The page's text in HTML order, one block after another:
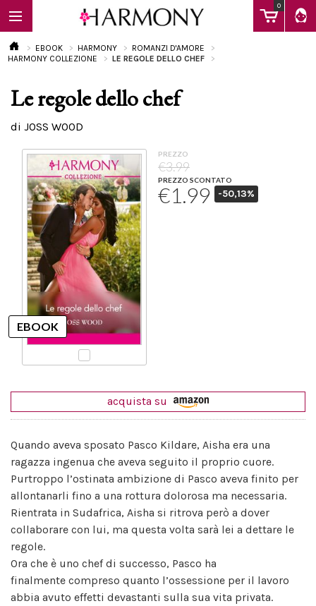
0
EBOOK
Calendario
EBOOK HARMONY
ROMANZI D'AMORE
HARMONY COLLEZIONE
LE REGOLE DELLO CHEF
Le regole dello chef
di JOSS WOOD
PREZZO
€3.99
PREZZO SCONTATO
€1.99 -50,13%
acquista su
Quando aveva sposato Pasco Kildare, Aisha era una
ragazza ingenua che aveva seguito il proprio cuore.
Purtroppo l’ostinata ambizione di Pasco aveva finito per
allontanarli fino a una rottura dolorosa ma necessaria.
Rientrata in Sudafrica, Aisha si ritrova però a dover
collaborare con lui, ma questa volta sarà lei a dettare le
regole.
Ora che è uno chef di successo, Pasco ha
finalmente compreso quanto l’ossessione per il lavoro
abbia avuto effetti devastanti sulla sua vita privata.